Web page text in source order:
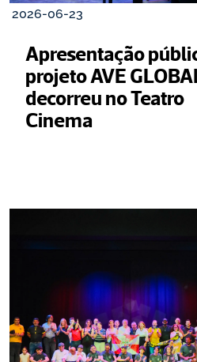
2026-06-23
Apresentação
projeto AVE
decorreu no Teatro
Cinema